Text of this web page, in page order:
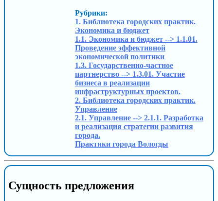
Рубрики:
1. Библиотека городских практик.
Экономика и бюджет
1.1. Экономика и бюджет --> 1.1.01.
Проведение эффективной
экономической политики
1.3. Государственно-частное
партнерство --> 1.3.01. Участие
бизнеса в реализации
инфраструктурных проектов.
2. Библиотека городских практик.
Управление
2.1. Управление --> 2.1.1. Разработка
и реализация стратегии развития
города.
Практики города Вологды
Сущность предложения